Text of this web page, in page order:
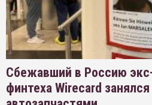
Сбежавший в Россию
финтеха Wirecard